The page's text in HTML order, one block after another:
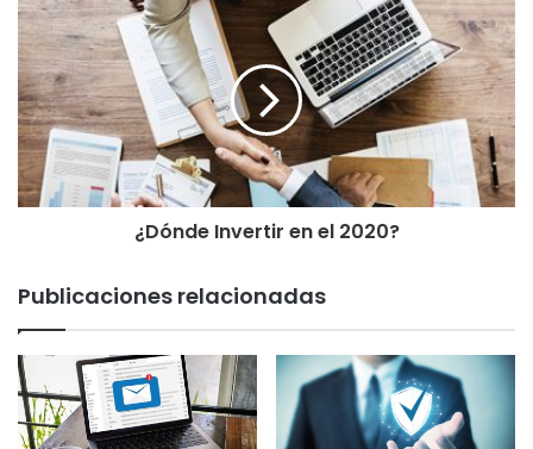
¿Dónde Invertir en el 2020?
Publicaciones relacionadas